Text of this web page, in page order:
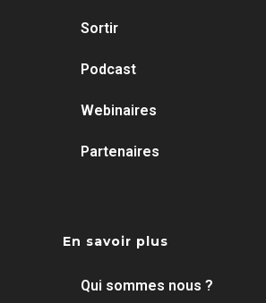
Sortir
Podcast
Webinaires
Partenaires
En savoir plus
Qui sommes nous ?